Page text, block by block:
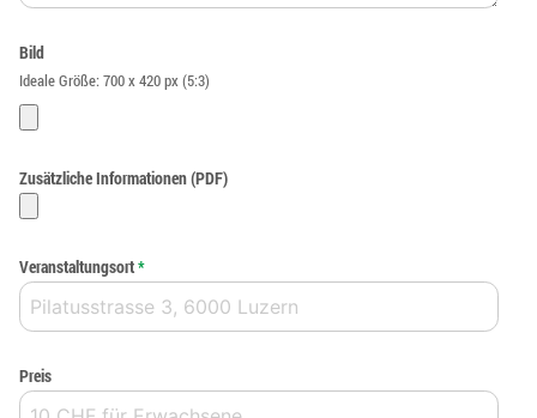
Bild
Ideale Größe: 700 x 420 px (5:3)
Zusätzliche Informationen (PDF)
Veranstaltungsort*
Preis